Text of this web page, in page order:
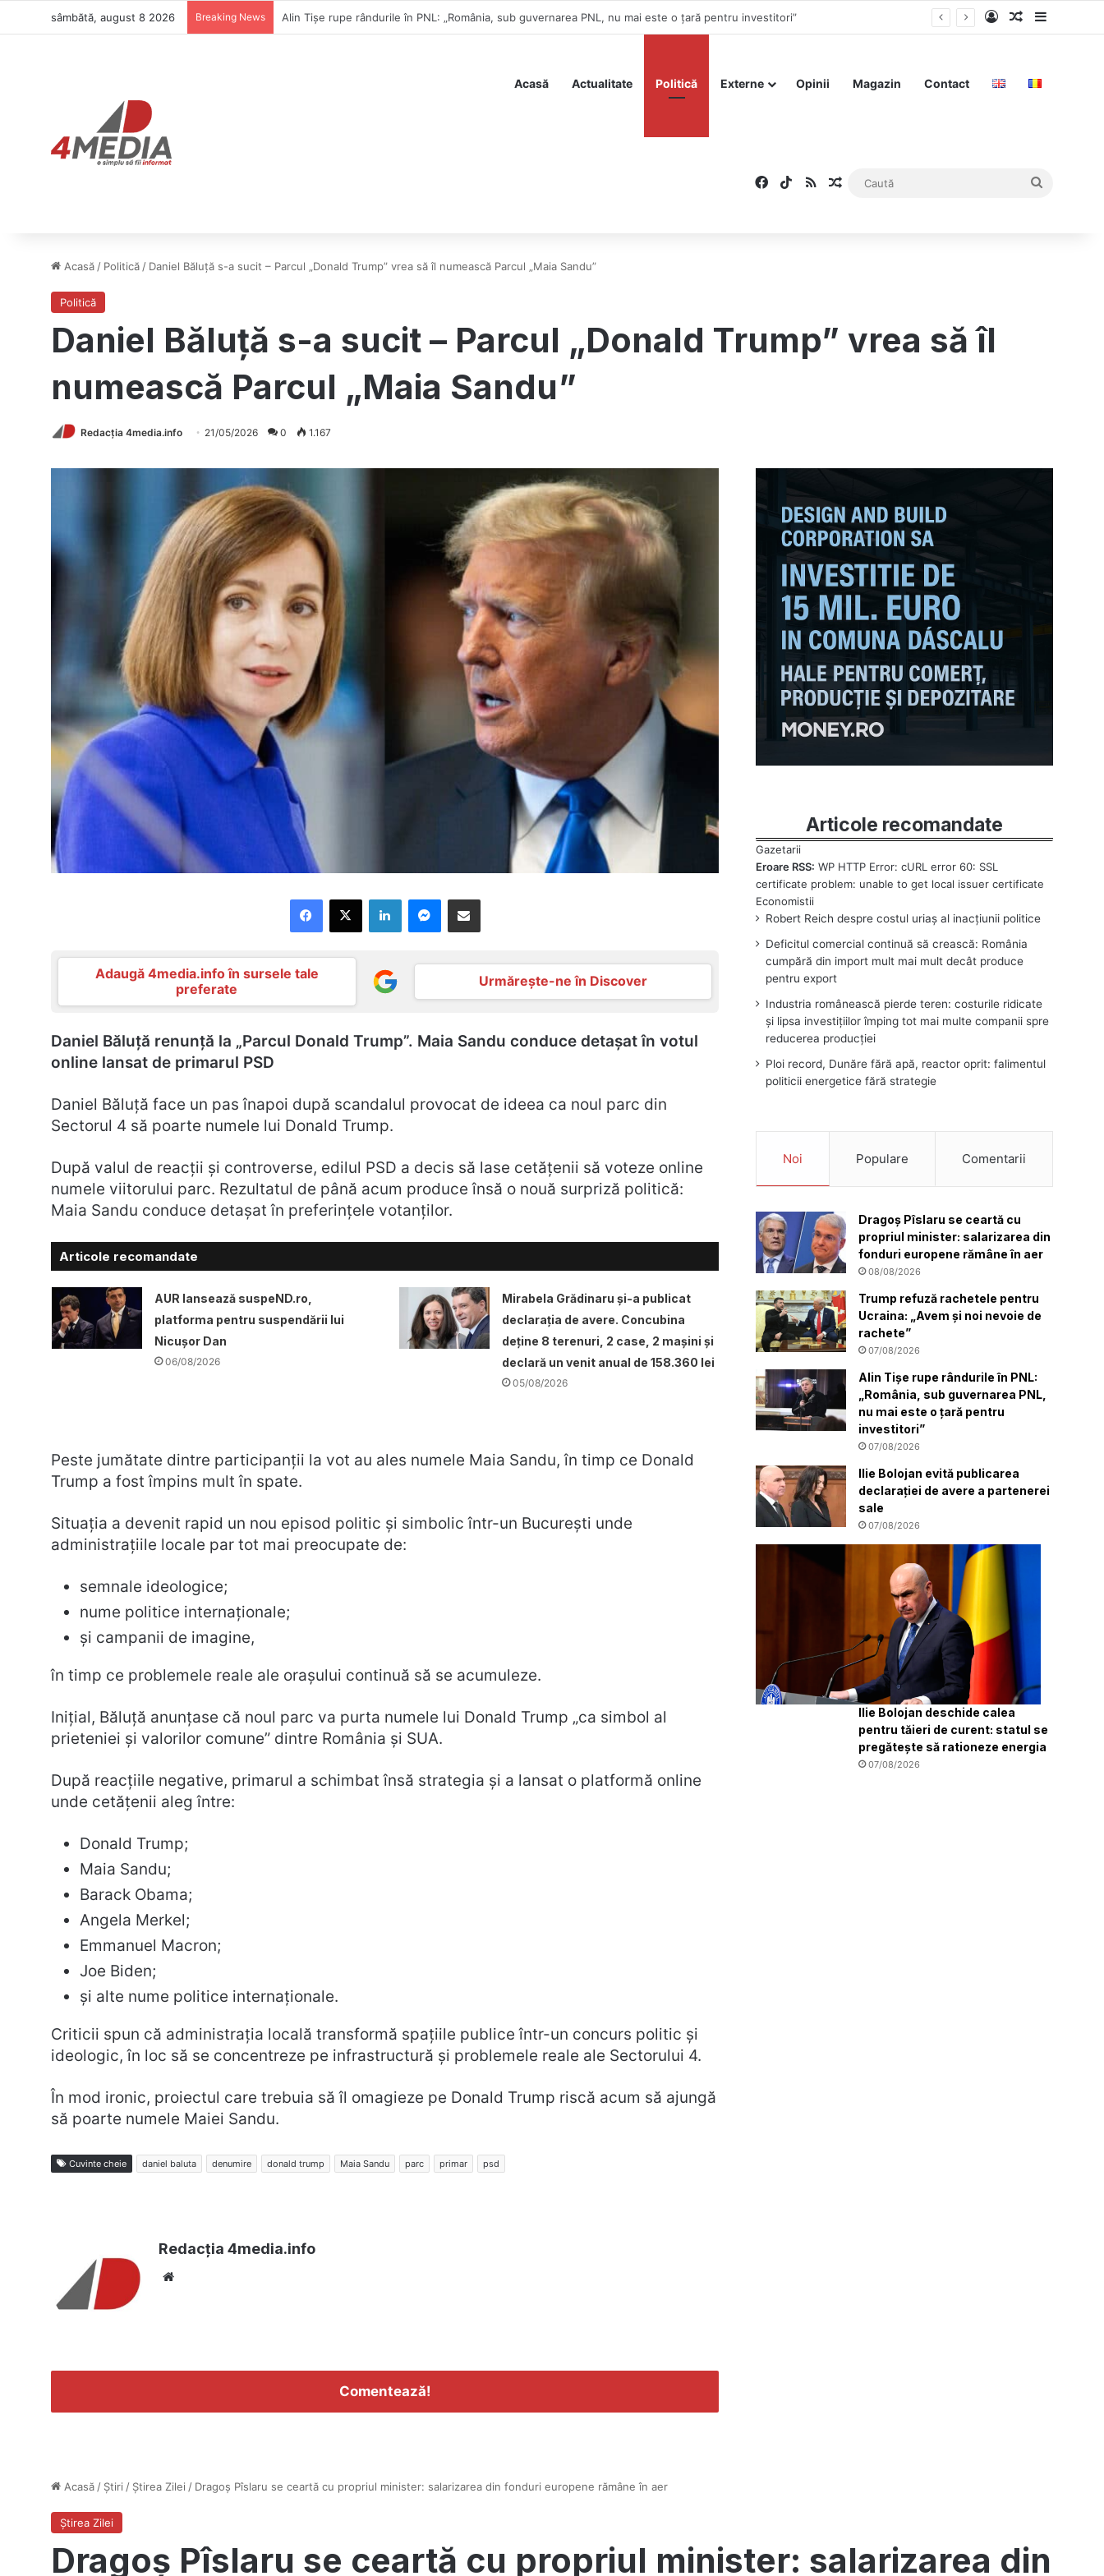
sâmbătă, august 8 2026 Breaking News Ilie Bolojan evită publicarea declarației de avere a partenerei sale Log InArticolSidebar
Acasă Actualitate Politică Externe Opinii Magazin Contact
Facebook
TikTok
RSSArticol aleatoriu
Acasă / Politică / Daniel Băluță s-a sucit – Parcul „Donald Trump” vrea să îl numească Parcul „Maia Sandu”
Politică
Daniel Băluță s-a sucit – Parcul „Donald Trump” vrea să îl
numească Parcul „Maia Sandu”
Redacția 4media.info 21/05/2026 0 1.167
Facebook
X LinkedInMessenger
Distribuie prin mail
Adaugă 4media.info în sursele tale
preferate
Urmărește-ne în Discover
Daniel Băluță renunță la „Parcul Donald Trump”. Maia Sandu conduce detașat în votul
online lansat de primarul PSD
Daniel Băluță face un pas înapoi după scandalul provocat de ideea ca noul parc din
Sectorul 4 să poarte numele lui Donald Trump.
După valul de reacții și controverse, edilul PSD a decis să lase cetățenii să voteze online
numele viitorului parc. Rezultatul de până acum produce însă o nouă surpriză politică:
Maia Sandu conduce detașat în preferințele votanților.
Articole recomandate
AUR lansează suspeND.ro,
platforma pentru suspendării lui
Nicușor Dan
06/08/2026
Mirabela Grădinaru și-a publicat
declarația de avere. Concubina
deține 8 terenuri, 2 case, 2 mașini și
declară un venit anual de 158.360 lei
05/08/2026
Peste jumătate dintre participanții la vot au ales numele Maia Sandu, în timp ce Donald
Trump a fost împins mult în spate.
Situația a devenit rapid un nou episod politic și simbolic într-un București unde
administrațiile locale par tot mai preocupate de:
semnale ideologice;
nume politice internaționale;
și campanii de imagine,
în timp ce problemele reale ale orașului continuă să se acumuleze.
Inițial, Băluță anunțase că noul parc va purta numele lui Donald Trump „ca simbol al
prieteniei și valorilor comune” dintre România și SUA.
După reacțiile negative, primarul a schimbat însă strategia și a lansat o platformă online
unde cetățenii aleg între:
Donald Trump;
Maia Sandu;
Barack Obama;
Angela Merkel;
Emmanuel Macron;
Joe Biden;
și alte nume politice internaționale.
Criticii spun că administrația locală transformă spațiile publice într-un concurs politic și
ideologic, în loc să se concentreze pe infrastructură și problemele reale ale Sectorului 4.
În mod ironic, proiectul care trebuia să îl omagieze pe Donald Trump riscă acum să ajungă
să poarte numele Maiei Sandu.
Cuvinte cheie daniel baluta denumire donald trump Maia Sandu parc primar psd
Redacția 4media.info
Comentează!
Articole recomandate
Eroare RSS: WP HTTP Error: cURL error 60: SSL
certificate problem: unable to get local issuer certificate
Robert Reich despre costul uriaș al inacțiunii politice
Deficitul comercial continuă să crească: România
cumpără din import mult mai mult decât produce
pentru export
Industria românească pierde teren: costurile ridicate
și lipsa investițiilor împing tot mai multe companii spre
reducerea producției
Ploi record, Dunăre fără apă, reactor oprit: falimentul
politicii energetice fără strategie
Noi Populare Comentarii
Dragoș Pîslaru se ceartă cu
propriul minister: salarizarea din
fonduri europene rămâne în aer
08/08/2026
Trump refuză rachetele pentru
Ucraina: „Avem și noi nevoie de
rachete”
07/08/2026
Alin Tișe rupe rândurile în PNL:
„România, sub guvernarea PNL,
nu mai este o țară pentru
investitori”
07/08/2026
Ilie Bolojan evită publicarea
declarației de avere a partenerei
sale
07/08/2026
Ilie Bolojan deschide calea
pentru tăieri de curent: statul se
pregătește să rationeze energia
07/08/2026